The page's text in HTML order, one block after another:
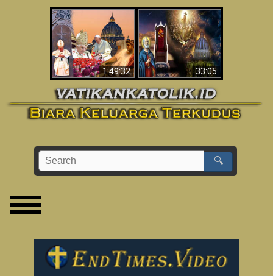
1:49:32
Wahyu di Vatikan
Sekarang
33:05
Apakah Alkitab
Memprediksikan 70
Tahun Tanpa
Seorang Paus?
🔍